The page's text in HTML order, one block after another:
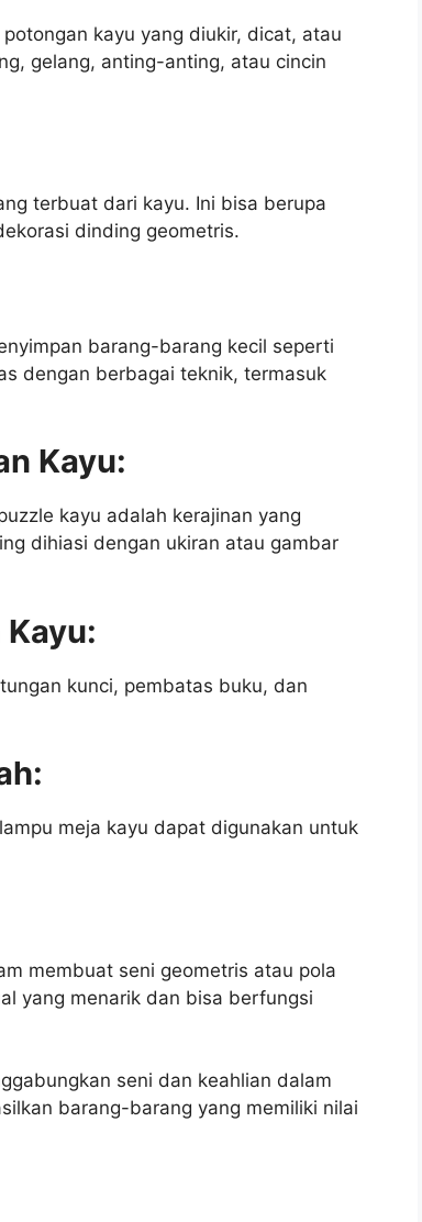
kayu yang diukir, dicat, atau
gelang, anting-anting, atau cincin
terbuat dari kayu. Ini bisa berupa
dinding geometris.
barang-barang kecil seperti
dengan berbagai teknik, termasuk
Kayu:
kayu adalah kerajinan yang
dihiasi dengan ukiran atau gambar
Kayu:
kunci, pembatas buku, dan
meja kayu dapat digunakan untuk
membuat seni geometris atau pola
yang menarik dan bisa berfungsi
seni dan keahlian dalam
barang-barang yang memiliki nilai